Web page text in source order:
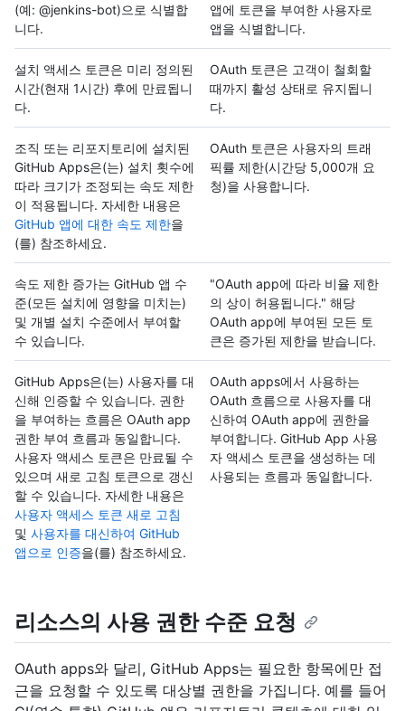
(예: @jenkins-bot)으로 식별합
니다.
앱에 토큰을 부여한 사용자로
앱을 식별합니다.
설치 액세스 토큰은 미리 정의된
시간(현재 1시간) 후에 만료됩니
다.
OAuth 토큰은 고객이 철회할
때까지 활성 상태로 유지됩니
다.
조직 또는 리포지토리에 설치된
GitHub Apps은(는) 설치 횟수에
따라 크기가 조정되는 속도 제한
이 적용됩니다. 자세한 내용은
GitHub 앱에 대한 속도 제한을
(를) 참조하세요.
OAuth 토큰은 사용자의 트래
픽률 제한(시간당 5,000개 요
청)을 사용합니다.
속도 제한 증가는 GitHub 앱 수
준(모든 설치에 영향을 미치는)
및 개별 설치 수준에서 부여할
수 있습니다.
"OAuth app에 따라 비율 제한
의 상이 허용됩니다." 해당
OAuth app에 부여된 모든 토
큰은 증가된 제한을 받습니다.
GitHub Apps은(는) 사용자를 대
신해 인증할 수 있습니다. 권한
을 부여하는 흐름은 OAuth app
권한 부여 흐름과 동일합니다.
사용자 액세스 토큰은 만료될 수
있으며 새로 고침 토큰으로 갱신
할 수 있습니다. 자세한 내용은
사용자 액세스 토큰 새로 고침
및 사용자를 대신하여 GitHub
앱으로 인증을(를) 참조하세요.
OAuth apps에서 사용하는
OAuth 흐름으로 사용자를 대
신하여 OAuth app에 권한을
부여합니다. GitHub App 사용
자 액세스 토큰을 생성하는 데
사용되는 흐름과 동일합니다.
리소스의 사용 권한 수준 요청
OAuth apps와 달리, GitHub Apps는 필요한 항목에만 접
근을 요청할 수 있도록 대상별 권한을 가집니다. 예를 들어